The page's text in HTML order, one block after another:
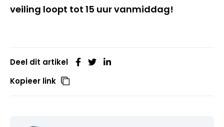
veiling loopt tot 15 uur vanmiddag!
Deel dit artikel
Kopieer link